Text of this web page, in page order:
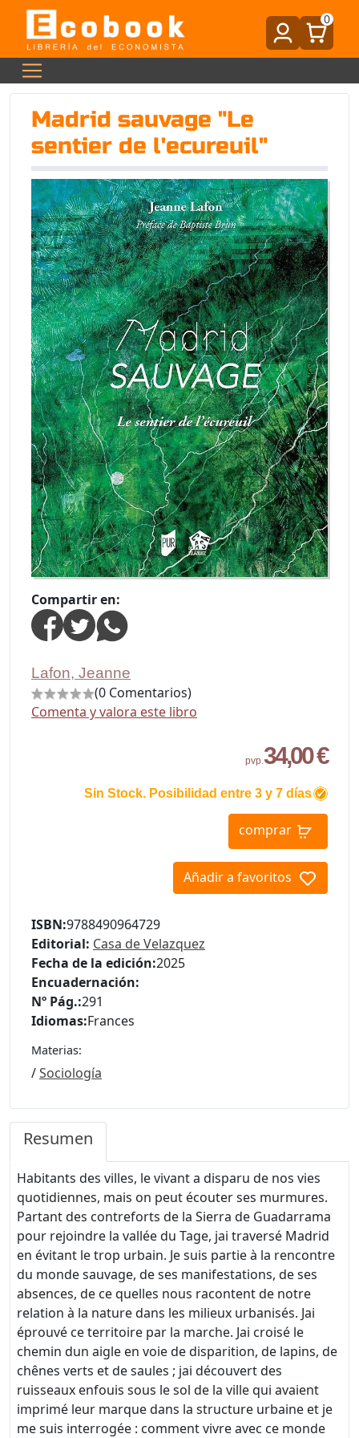
0
Madrid sauvage "Le
sentier de l'ecureuil"
Compartir en:
Lafon, Jeanne
(0 Comentarios)
Comenta y valora este libro
pvp.34,00 €
Sin Stock. Posibilidad entre 3 y 7 días
comprar
Añadir a favoritos
ISBN:9788490964729
Editorial: Casa de Velazquez
Fecha de la edición:2025
Encuadernación:
Nº Pág.:291
Idiomas:Frances
Materias:
/Sociología
Resumen
Habitants des villes, le vivant a disparu de nos vies
quotidiennes, mais on peut écouter ses murmures.
Partant des contreforts de la Sierra de Guadarrama
pour rejoindre la vallée du Tage, jai traversé Madrid
en évitant le trop urbain. Je suis partie à la rencontre
du monde sauvage, de ses manifestations, de ses
absences, de ce quelles nous racontent de notre
relation à la nature dans les milieux urbanisés. Jai
éprouvé ce territoire par la marche. Jai croisé le
chemin dun aigle en voie de disparition, de lapins, de
chênes verts et de saules ; jai découvert des
ruisseaux enfouis sous le sol de la ville qui avaient
imprimé leur marque dans la structure urbaine et je
me suis interrogée : comment vivre avec ce monde